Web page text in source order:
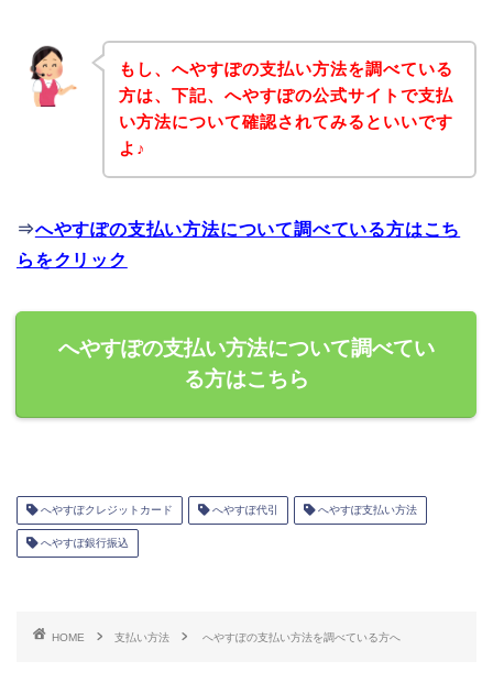
もし、へやすぽの支払い方法を調べている
方は、下記、へやすぽの公式サイトで支払
い方法について確認されてみるといいです
よ♪
⇒へやすぽの支払い方法について調べている方はこち
らをクリック
へやすぽの支払い方法について調べてい
る方はこちら
へやすぽクレジットカード へやすぽ代引 へやすぽ支払い方法
へやすぽ銀行振込
HOME 支払い方法 へやすぽの支払い方法を調べている方へ